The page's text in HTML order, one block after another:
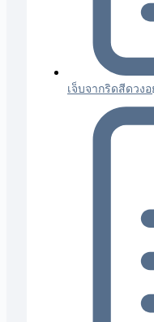
เจ็บจากริดสีดวง